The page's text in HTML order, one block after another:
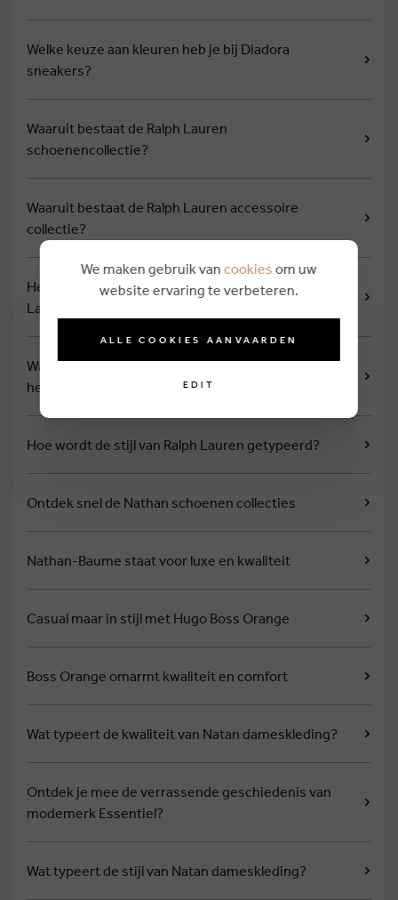
Welke keuze aan kleuren heb je bij Diadora
sneakers?
Waaruit bestaat de Ralph Lauren
schoenencollectie?
Waaruit bestaat de Ralph Lauren accessoire
collectie?
Het ontstaan en de evolutie van modemerk Ralph
Lauren
Waaraan kan je collecties van Ralph Lauren
herkennen?
Hoe wordt de stijl van Ralph Lauren getypeerd?
Ontdek snel de Nathan schoenen collecties
Nathan-Baume staat voor luxe en kwaliteit
Casual maar in stijl met Hugo Boss Orange
Boss Orange omarmt kwaliteit en comfort
Wat typeert de kwaliteit van Natan dameskleding?
Ontdek je mee de verrassende geschiedenis van
modemerk Essentiel?
Wat typeert de stijl van Natan dameskleding?
We maken gebruik van cookies om uw
website ervaring te verbeteren.
ALLE COOKIES AANVAARDEN
EDIT